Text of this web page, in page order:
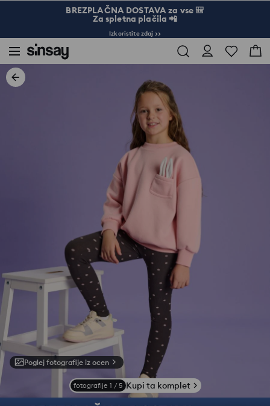
BREZPLAČNA DOSTAVA za vse 🎒
Za spletna plačila 📲
Izkoristite zdaj >>
Poglej fotografije iz ocen
fotografije 1 / 5 Kupi ta komplet